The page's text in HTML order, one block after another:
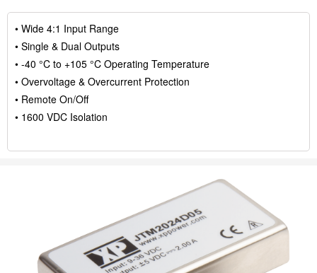
• Wide 4:1 Input Range
• Single & Dual Outputs
• -40 °C to +105 °C Operating Temperature
• Overvoltage & Overcurrent Protection
• Remote On/Off
• 1600 VDC Isolation